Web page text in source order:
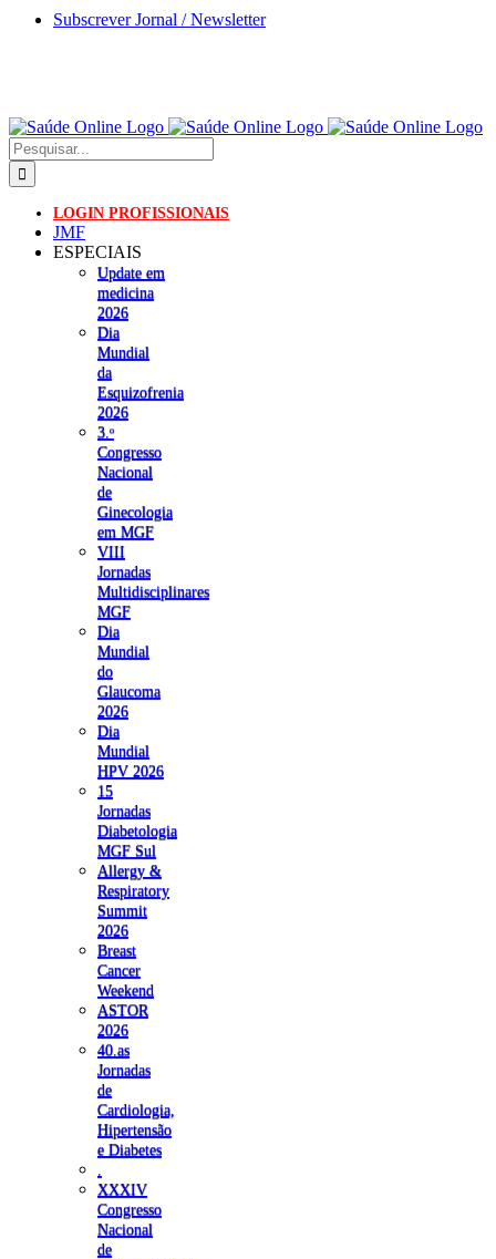
Skip
Subscrever Jornal / Newsletter
Pesquisar
LOGIN PROFISSIONAIS
JMF
ESPECIAIS
Update em
medicina
2026
Dia
Mundial
da
Esquizofrenia
2026
3.ᵒ
Congresso
Nacional
de
Ginecologia
em MGF
VIII
Jornadas
Multidisciplinares
MGF
Dia
Mundial
do
Glaucoma
2026
Dia
Mundial
HPV 2026
15
Jornadas
Diabetologia
MGF Sul
Allergy &
Respiratory
Summit
2026
Breast
Cancer
Weekend
ASTOR
2026
40.as
Jornadas
de
Cardiologia,
Hipertensão
e Diabetes
XXXIV
Congresso
Nacional
de